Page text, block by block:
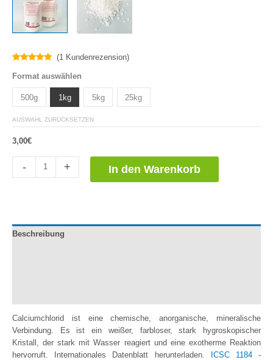
mit5.00
basierend
auf
Kundenbewertung
(1 Kundenrezension)
Format auswählen
500g 1kg 5kg 25kg
AUSWAHL ZURÜCKSETZEN
3,00€
- + In den Warenkorb
Beschreibung
Calciumchlorid ist eine chemische, anorganische, mineralische
Verbindung. Es ist ein weißer, farbloser, stark hygroskopischer
Kristall, der stark mit Wasser reagiert und eine exotherme Reaktion
hervorruft. Internationales Datenblatt herunterladen.
ICSC 1184 -